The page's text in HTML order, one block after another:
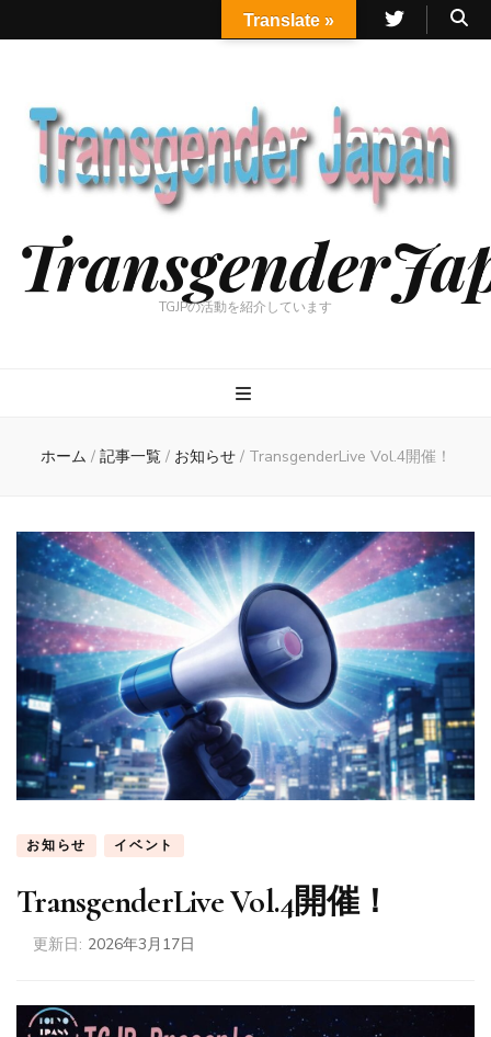
TGJPの活動を紹介しています
ホーム / 記事一覧 / お知らせ / TransgenderLive Vol.4開催！
お知らせ イベント
TransgenderLive Vol.4開催！
更新日: 2026年3月17日
Translate »